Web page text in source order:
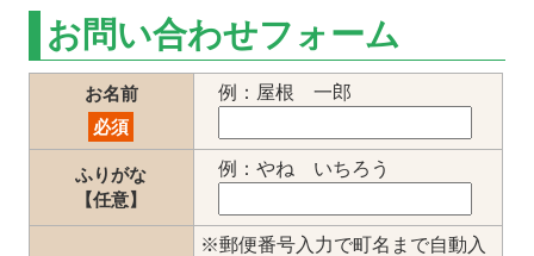
お問い合わせフォーム
お名前
必須
例：屋根 一郎
ふりがな
【任意】
例：やね いちろう
※郵便番号入力で町名まで自動入